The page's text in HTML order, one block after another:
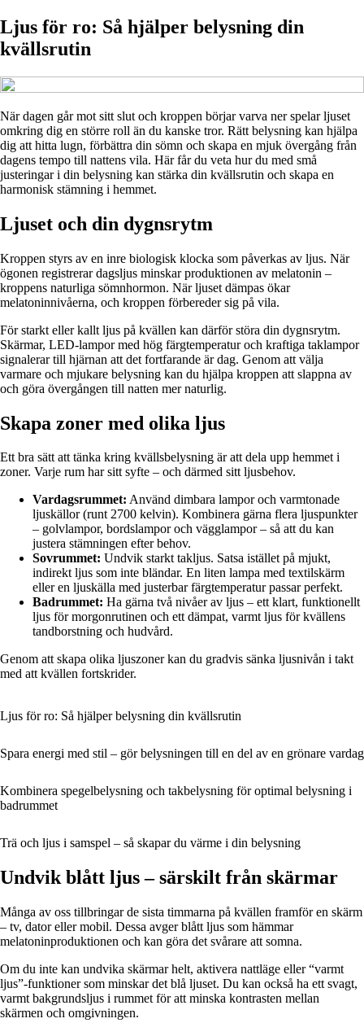
Ljus för ro: Så hjälper belysning din
kvällsrutin
När dagen går mot sitt slut och kroppen börjar varva ner spelar ljuset
omkring dig en större roll än du kanske tror. Rätt belysning kan hjälpa
dig att hitta lugn, förbättra din sömn och skapa en mjuk övergång från
dagens tempo till nattens vila. Här får du veta hur du med små
justeringar i din belysning kan stärka din kvällsrutin och skapa en
harmonisk stämning i hemmet.
Ljuset och din dygnsrytm
Kroppen styrs av en inre biologisk klocka som påverkas av ljus. När
ögonen registrerar dagsljus minskar produktionen av melatonin –
kroppens naturliga sömnhormon. När ljuset dämpas ökar
melatoninnivåerna, och kroppen förbereder sig på vila.
För starkt eller kallt ljus på kvällen kan därför störa din dygnsrytm.
Skärmar, LED-lampor med hög färgtemperatur och kraftiga taklampor
signalerar till hjärnan att det fortfarande är dag. Genom att välja
varmare och mjukare belysning kan du hjälpa kroppen att slappna av
och göra övergången till natten mer naturlig.
Skapa zoner med olika ljus
Ett bra sätt att tänka kring kvällsbelysning är att dela upp hemmet i
zoner. Varje rum har sitt syfte – och därmed sitt ljusbehov.
Vardagsrummet: Använd dimbara lampor och varmtonade
ljuskällor (runt 2700 kelvin). Kombinera gärna flera ljuspunkter
– golvlampor, bordslampor och vägglampor – så att du kan
justera stämningen efter behov.
Sovrummet: Undvik starkt takljus. Satsa istället på mjukt,
indirekt ljus som inte bländar. En liten lampa med textilskärm
eller en ljuskälla med justerbar färgtemperatur passar perfekt.
Badrummet: Ha gärna två nivåer av ljus – ett klart, funktionellt
ljus för morgonrutinen och ett dämpat, varmt ljus för kvällens
tandborstning och hudvård.
Genom att skapa olika ljuszoner kan du gradvis sänka ljusnivån i takt
med att kvällen fortskrider.
Ljus för ro: Så hjälper belysning din kvällsrutin
Spara energi med stil – gör belysningen till en del av en grönare vardag
Kombinera spegelbelysning och takbelysning för optimal belysning i
badrummet
Trä och ljus i samspel – så skapar du värme i din belysning
Undvik blått ljus – särskilt från skärmar
Många av oss tillbringar de sista timmarna på kvällen framför en skärm
– tv, dator eller mobil. Dessa avger blått ljus som hämmar
melatoninproduktionen och kan göra det svårare att somna.
Om du inte kan undvika skärmar helt, aktivera nattläge eller “varmt
ljus”-funktioner som minskar det blå ljuset. Du kan också ha ett svagt,
varmt bakgrundsljus i rummet för att minska kontrasten mellan
skärmen och omgivningen.